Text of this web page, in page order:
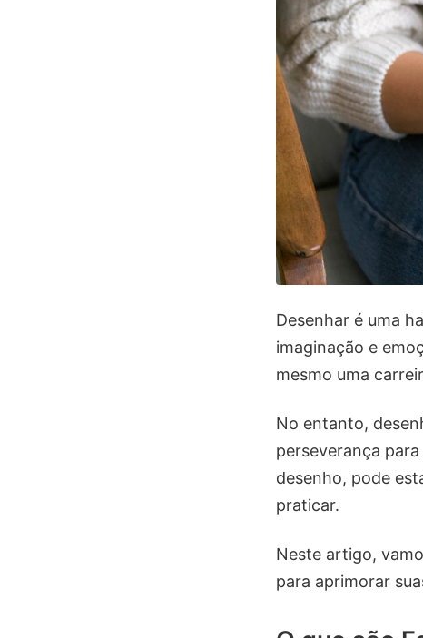
Desenhar é uma
imaginação e
mesmo uma
No entanto,
perseverança
desenho, pode
praticar.
Neste artigo,
para aprimorar